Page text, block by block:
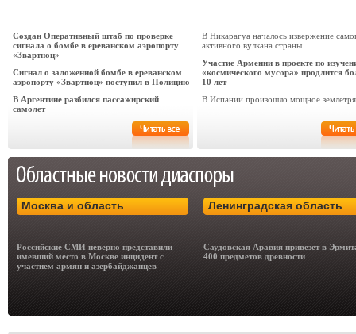
Создан Оперативный штаб по проверке
сигнала о бомбе в ереванском аэропорту
«Звартноц»
Сигнал о заложенной бомбе в ереванском
аэропорту «Звартноц» поступил в Полицию
В Аргентине разбился пассажирский
самолет
В Никарагуа началось извержение
активного вулкана страны
Участие Армении в проекте по
«космического мусора» продлится
10 лет
В Испании произошло мощное
Москва и область
Российские СМИ неверно представили
имевший место в Москве инцидент с
участием армян и азербайджанцев
Ленинградская область
Саудовская Аравия привезет в
400 предметов древности